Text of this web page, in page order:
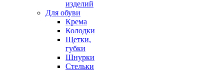
изделий
Для обуви
Крема
Колодки
Щетки,
губки
Шнурки
Стельки